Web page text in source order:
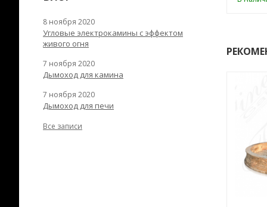
8 ноября 2020
Угловые электрокамины с эффектом
живого огня
7 ноября 2020
Дымоход для камина
7 ноября 2020
Дымоход для печи
Все записи